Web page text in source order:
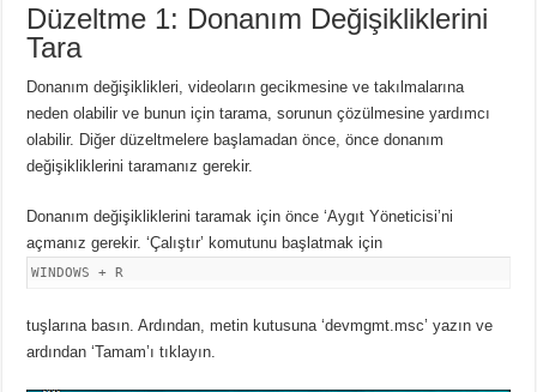
Düzeltme 1: Donanım Değişikliklerini
Tara
Donanım değişiklikleri, videoların gecikmesine ve takılmalarına
neden olabilir ve bunun için tarama, sorunun çözülmesine yardımcı
olabilir. Diğer düzeltmelere başlamadan önce, önce donanım
değişikliklerini taramanız gerekir.
Donanım değişikliklerini taramak için önce ‘Aygıt Yöneticisi’ni
açmanız gerekir. ‘Çalıştır’ komutunu başlatmak için
WINDOWS + R
tuşlarına basın. Ardından, metin kutusuna ‘devmgmt.msc’ yazın ve
ardından ‘Tamam’ı tıklayın.